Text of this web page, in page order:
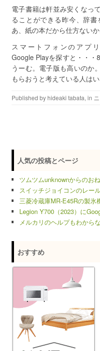
電子書籍は軒並み安くなっ
ることができる昨今、辞
あ、紙の本だから仕方ないか
スマートフォンのアプ
Google Playを探すと・・・
うーむ。電子版も高いのか
もらおうと考えている人は
Published by hideaki tabata, in
人気の投稿とページ
ツムツムunknownからのお
スイッチジョイコンのレー
三菱冷蔵庫MR-E45Rの製
Legion Y700（2023）に
メルカリのヘルプもわから
おすすめ